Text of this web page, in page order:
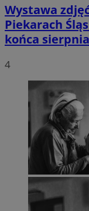
Wystawa
Piekarach
końca sierpnia
4